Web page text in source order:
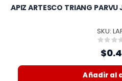
LAPIZ ARTESCO TRIANG
SKU:
0%
Añadir al